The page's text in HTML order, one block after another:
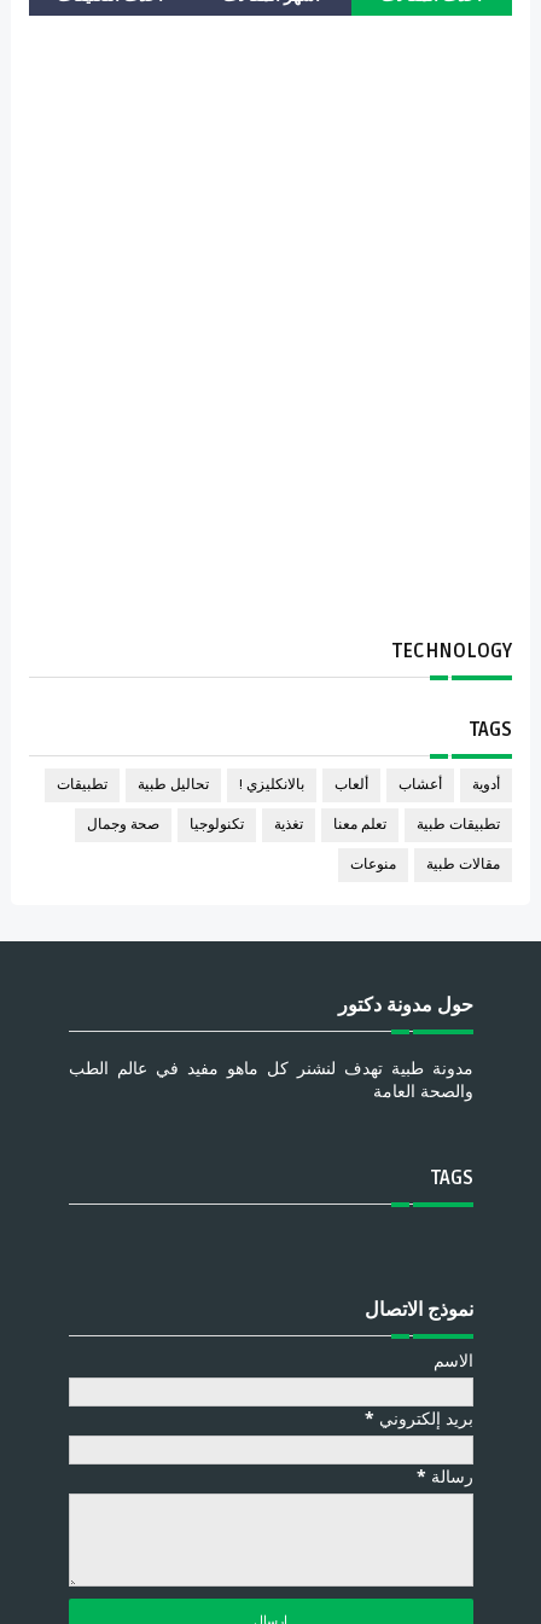
TECHNOLOGY
TAGS
أدوية أعشاب ألعاب بالانكليزي ! تحاليل طبية تطبيقات
تطبيقات طبية تعلم معنا تغذية تكنولوجيا صحة وجمال
مقالات طبية منوعات
حول مدونة دكتور
مدونة طبية تهدف لنشنر كل ماهو مفيد في عالم الطب
والصحة العامة
TAGS
نموذج الاتصال
الاسم
بريد إلكتروني *
رسالة *